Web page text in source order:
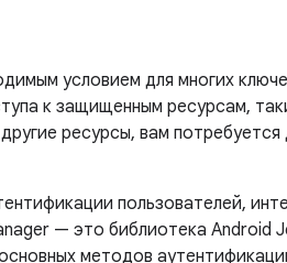
условием для многих
к защищенным ресурсам,
ресурсы, вам
пользователей,
— это библиотека Android
методов